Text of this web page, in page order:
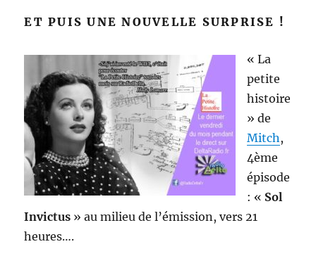
ET PUIS UNE NOUVELLE SURPRISE !
« La
petite
histoire
» de
Mitch ,
4ème
épisode
: « Sol
Invictus » au milieu de l’émission, vers 21
heures….